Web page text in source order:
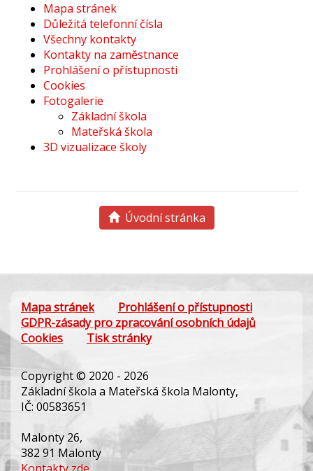
Mapa stránek
Důležitá telefonní čísla
Všechny kontakty
Kontakty na zaměstnance
Prohlášení o přístupnosti
Cookies
Fotogalerie
Základní škola
Mateřská škola
3D vizualizace školy
Úvodní stránka
Mapa stránek
Prohlášení o přístupnosti
GDPR-zásady pro zpracování osobních údajů
Cookies
Tisk stránky
Copyright © 2020 - 2026
Základní škola a Mateřská škola Malonty,
IČ: 00583651
Malonty 26,
382 91 Malonty